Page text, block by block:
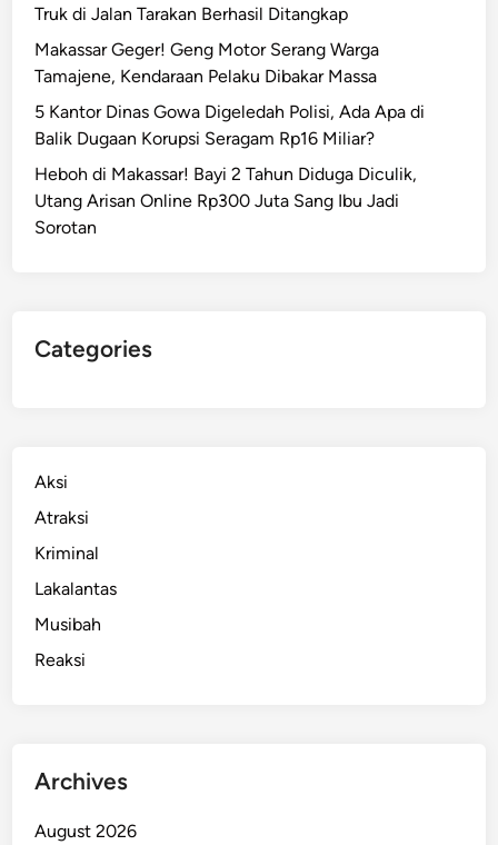
Truk di Jalan Tarakan Berhasil Ditangkap
Makassar Geger! Geng Motor Serang Warga
Tamajene, Kendaraan Pelaku Dibakar Massa
5 Kantor Dinas Gowa Digeledah Polisi, Ada Apa di
Balik Dugaan Korupsi Seragam Rp16 Miliar?
Heboh di Makassar! Bayi 2 Tahun Diduga Diculik,
Utang Arisan Online Rp300 Juta Sang Ibu Jadi
Sorotan
Categories
Aksi
Atraksi
Kriminal
Lakalantas
Musibah
Reaksi
Archives
August 2026